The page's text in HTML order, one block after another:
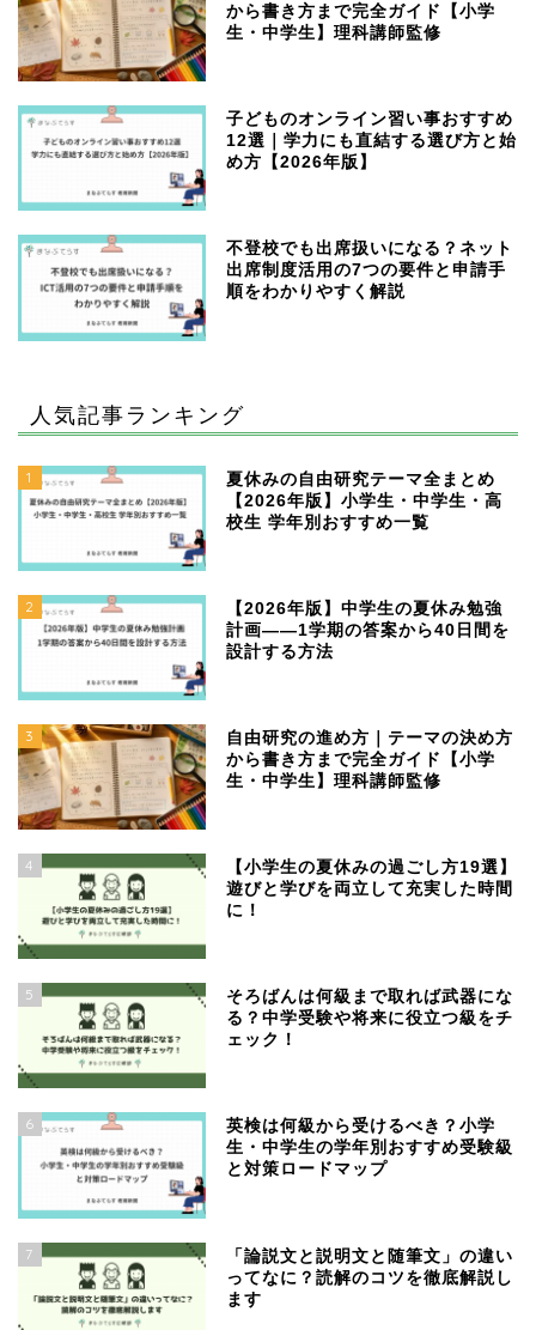
から書き方まで完全ガイド【小学
生・中学生】理科講師監修
子どものオンライン習い事おすすめ
12選｜学力にも直結する選び方と始
め方【2026年版】
不登校でも出席扱いになる？ネット
出席制度活用の7つの要件と申請手
順をわかりやすく解説
人気記事ランキング
1
夏休みの自由研究テーマ全まとめ
【2026年版】小学生・中学生・高
校生 学年別おすすめ一覧
2
【2026年版】中学生の夏休み勉強
計画——1学期の答案から40日間を
設計する方法
3
自由研究の進め方｜テーマの決め方
から書き方まで完全ガイド【小学
生・中学生】理科講師監修
4
【小学生の夏休みの過ごし方19選】
遊びと学びを両立して充実した時間
に！
5
そろばんは何級まで取れば武器にな
る？中学受験や将来に役立つ級をチ
ェック！
6
英検は何級から受けるべき？小学
生・中学生の学年別おすすめ受験級
と対策ロードマップ
7
「論説文と説明文と随筆文」の違い
ってなに？読解のコツを徹底解説し
ます